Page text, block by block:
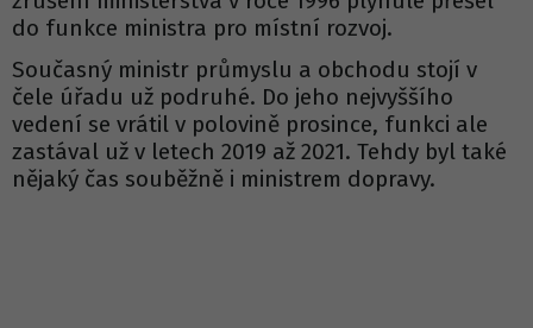
do funkce ministra pro místní rozvoj.
Současný ministr průmyslu a obchodu stojí v
čele úřadu už podruhé. Do jeho nejvyššího
vedení se vrátil v polovině prosince, funkci ale
zastával už v letech 2019 až 2021. Tehdy byl také
nějaký čas souběžně i ministrem dopravy.